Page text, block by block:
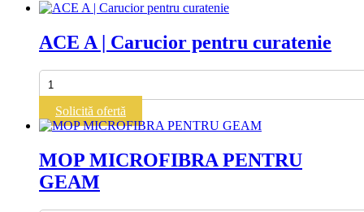
ACE A | Carucior pentru curatenie
Cantitate
ACE
|
Carucior
curatenie
Solicită ofertă
MOP MICROFIBRA PENTRU
GEAM